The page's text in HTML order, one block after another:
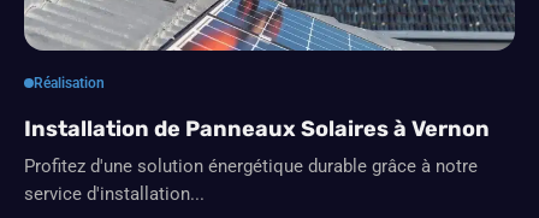
Réalisation
Installation de Panneaux Solaires à Vernon
Profitez d'une solution énergétique durable grâce à notre
service d'installation...